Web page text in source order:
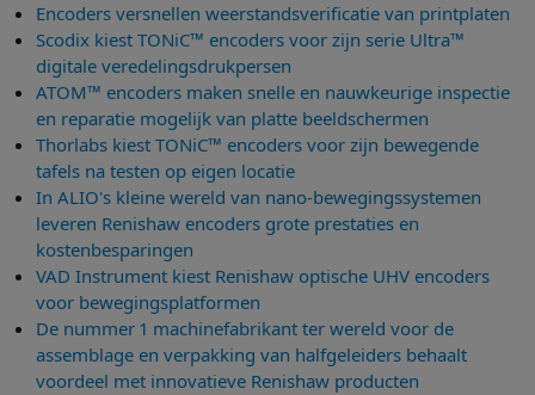
Encoders versnellen weerstandsverificatie van printplaten
Scodix kiest TONiC™ encoders voor zijn serie Ultra™
digitale veredelingsdrukpersen
ATOM™ encoders maken snelle en nauwkeurige inspectie
en reparatie mogelijk van platte beeldschermen
Thorlabs kiest TONiC™ encoders voor zijn bewegende
tafels na testen op eigen locatie
In ALIO's kleine wereld van nano-bewegingssystemen
leveren Renishaw encoders grote prestaties en
kostenbesparingen
VAD Instrument kiest Renishaw optische UHV encoders
voor bewegingsplatformen
De nummer 1 machinefabrikant ter wereld voor de
assemblage en verpakking van halfgeleiders behaalt
voordeel met innovatieve Renishaw producten